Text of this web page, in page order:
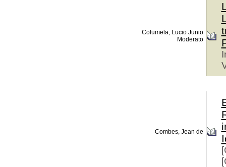
Columela, Lucio Junio
Moderato
Combes, Jean de